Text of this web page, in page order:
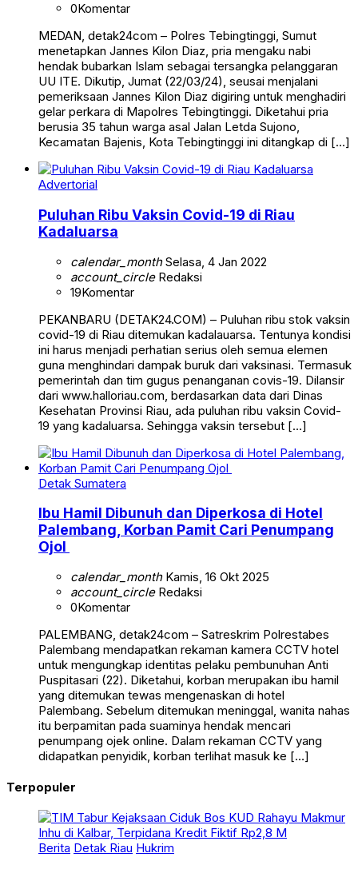
0Komentar
MEDAN, detak24com – Polres Tebingtinggi, Sumut
menetapkan Jannes Kilon Diaz, pria mengaku nabi
hendak bubarkan Islam sebagai tersangka pelanggaran
UU ITE. Dikutip, Jumat (22/03/24), seusai menjalani
pemeriksaan Jannes Kilon Diaz digiring untuk menghadiri
gelar perkara di Mapolres Tebingtinggi. Diketahui pria
berusia 35 tahun warga asal Jalan Letda Sujono,
Kecamatan Bajenis, Kota Tebingtinggi ini ditangkap di […]
Advertorial
Puluhan Ribu Vaksin Covid-19 di Riau
Kadaluarsa
calendar_monthSelasa, 4 Jan 2022
account_circleRedaksi
19Komentar
PEKANBARU (DETAK24.COM) – Puluhan ribu stok vaksin
covid-19 di Riau ditemukan kadalauarsa. Tentunya kondisi
ini harus menjadi perhatian serius oleh semua elemen
guna menghindari dampak buruk dari vaksinasi. Termasuk
pemerintah dan tim gugus penanganan covis-19. Dilansir
dari www.halloriau.com, berdasarkan data dari Dinas
Kesehatan Provinsi Riau, ada puluhan ribu vaksin Covid-
19 yang kadaluarsa. Sehingga vaksin tersebut […]
Detak Sumatera
Ibu Hamil Dibunuh dan Diperkosa di Hotel
Palembang, Korban Pamit Cari Penumpang
Ojol
calendar_monthKamis, 16 Okt 2025
account_circleRedaksi
0Komentar
PALEMBANG, detak24com – Satreskrim Polrestabes
Palembang mendapatkan rekaman kamera CCTV hotel
untuk mengungkap identitas pelaku pembunuhan Anti
Puspitasari (22). Diketahui, korban merupakan ibu hamil
yang ditemukan tewas mengenaskan di hotel
Palembang. Sebelum ditemukan meninggal, wanita nahas
itu berpamitan pada suaminya hendak mencari
penumpang ojek online. Dalam rekaman CCTV yang
didapatkan penyidik, korban terlihat masuk ke […]
Terpopuler
Berita Detak Riau Hukrim